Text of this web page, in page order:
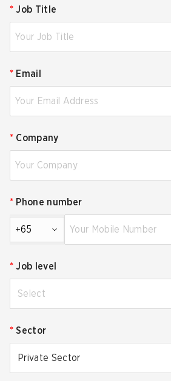
* Job Title
* Email
* Company
* Phone number
+65
* Job level
Select
* Sector
Private Sector